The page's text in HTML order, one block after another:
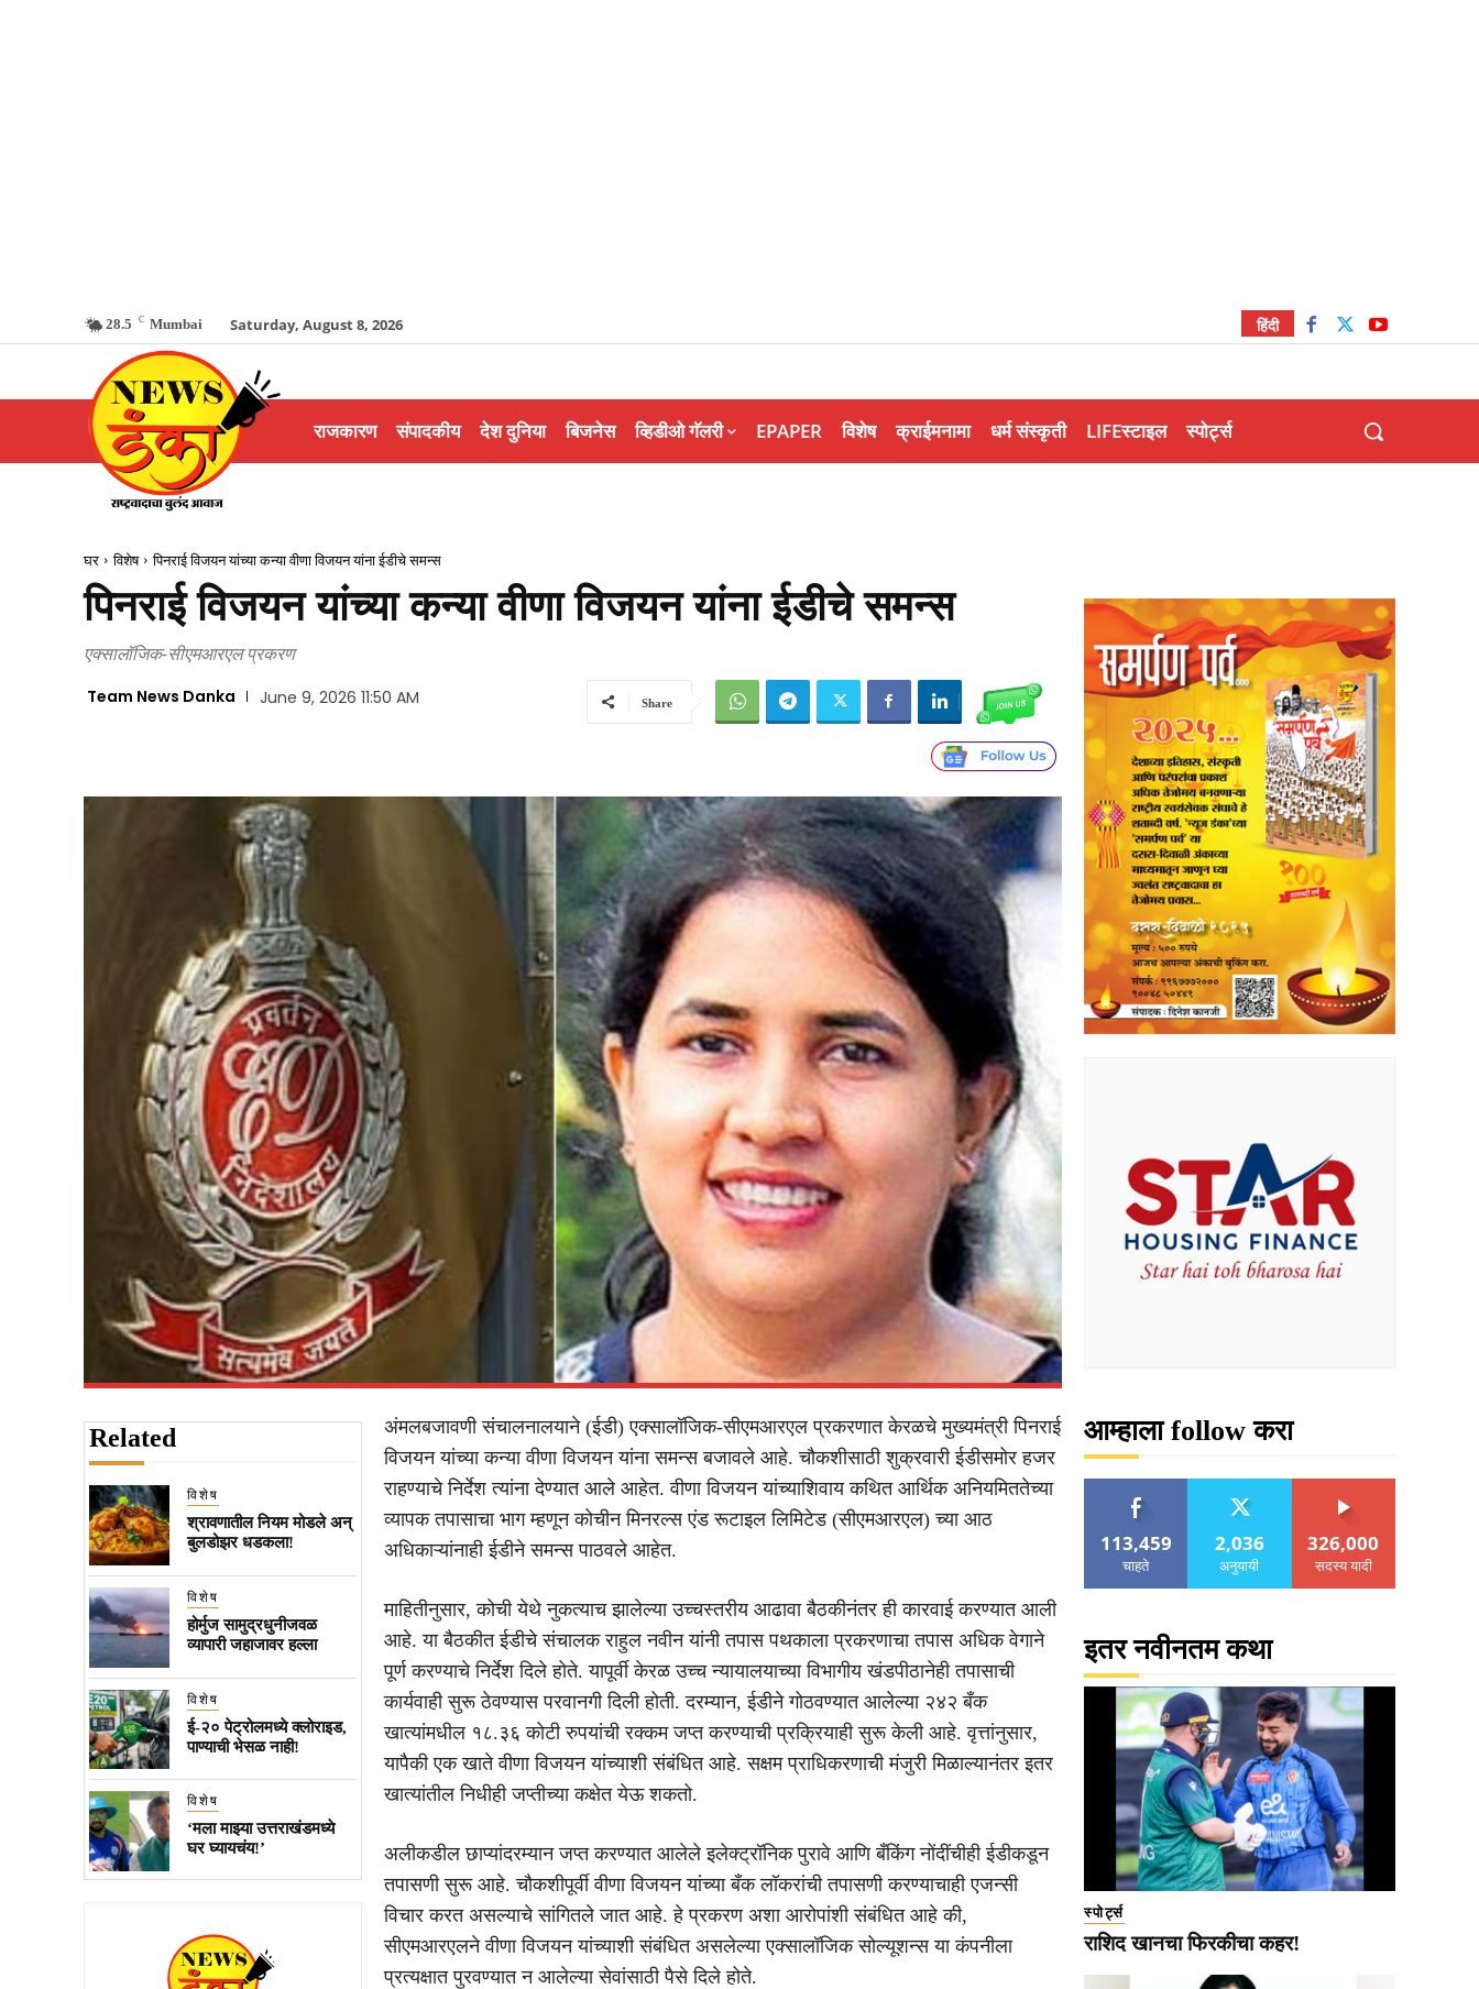
28.5 C Mumbai Saturday, August 8, 2026 हिंदी
राजकारण संपादकीय देश दुनिया बिजनेस व्हिडीओ गॅलरी EPAPER विशेष क्राईमनामा धर्म संस्कृती LIFEस्टाइल स्पोर्ट्स
घर विशेष पिनराई विजयन यांच्या कन्या वीणा विजयन यांना ईडीचे समन्स
पिनराई विजयन यांच्या कन्या वीणा विजयन यांना ईडीचे समन्स
एक्सालॉजिक-सीएमआरएल प्रकरण
Team News Danka June 9, 2026 11:50 AM Share
Related
विशेष
श्रावणातील नियम मोडले अन्
बुलडोझर धडकला!
विशेष
होर्मुज सामुद्रधुनीजवळ
व्यापारी जहाजावर हल्ला
विशेष
ई-२० पेट्रोलमध्ये क्लोराइड,
पाण्याची भेसळ नाही!
विशेष
‘मला माझ्या उत्तराखंडमध्ये
घर घ्यायचंय!’
अंमलबजावणी संचालनालयाने (ईडी) एक्सालॉजिक-सीएमआरएल प्रकरणात केरळचे मुख्यमंत्री पिनराई
विजयन यांच्या कन्या वीणा विजयन यांना समन्स बजावले आहे. चौकशीसाठी शुक्रवारी ईडीसमोर हजर
राहण्याचे निर्देश त्यांना देण्यात आले आहेत. वीणा विजयन यांच्याशिवाय कथित आर्थिक अनियमिततेच्या
व्यापक तपासाचा भाग म्हणून कोचीन मिनरल्स एंड रूटाइल लिमिटेड (सीएमआरएल) च्या आठ
अधिकाऱ्यांनाही ईडीने समन्स पाठवले आहेत.
माहितीनुसार, कोची येथे नुकत्याच झालेल्या उच्चस्तरीय आढावा बैठकीनंतर ही कारवाई करण्यात आली
आहे. या बैठकीत ईडीचे संचालक राहुल नवीन यांनी तपास पथकाला प्रकरणाचा तपास अधिक वेगाने
पूर्ण करण्याचे निर्देश दिले होते. यापूर्वी केरळ उच्च न्यायालयाच्या विभागीय खंडपीठानेही तपासाची
कार्यवाही सुरू ठेवण्यास परवानगी दिली होती. दरम्यान, ईडीने गोठवण्यात आलेल्या २४२ बँक
खात्यांमधील १८.३६ कोटी रुपयांची रक्कम जप्त करण्याची प्रक्रियाही सुरू केली आहे. वृत्तांनुसार,
यापैकी एक खाते वीणा विजयन यांच्याशी संबंधित आहे. सक्षम प्राधिकरणाची मंजुरी मिळाल्यानंतर इतर
खात्यांतील निधीही जप्तीच्या कक्षेत येऊ शकतो.
अलीकडील छाप्यांदरम्यान जप्त करण्यात आलेले इलेक्ट्रॉनिक पुरावे आणि बँकिंग नोंदींचीही ईडीकडून
तपासणी सुरू आहे. चौकशीपूर्वी वीणा विजयन यांच्या बँक लॉकरांची तपासणी करण्याचाही एजन्सी
विचार करत असल्याचे सांगितले जात आहे. हे प्रकरण अशा आरोपांशी संबंधित आहे की,
सीएमआरएलने वीणा विजयन यांच्याशी संबंधित असलेल्या एक्सालॉजिक सोल्यूशन्स या कंपनीला
प्रत्यक्षात पुरवण्यात न आलेल्या सेवांसाठी पैसे दिले होते.
आम्हाला follow करा
113,459
चाहते
2,036
अनुयायी
326,000
सदस्य यादी
इतर नवीनतम कथा
स्पोर्ट्स
राशिद खानचा फिरकीचा कहर!